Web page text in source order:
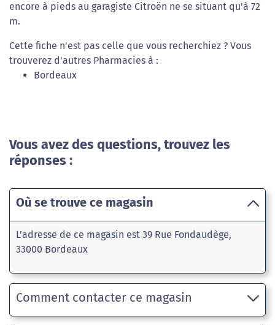
encore à pieds au garagiste Citroën ne se situant qu'à 72
m.
Cette fiche n'est pas celle que vous recherchiez ? Vous
trouverez d'autres Pharmacies à :
Bordeaux
Vous avez des questions, trouvez les
réponses :
Où se trouve ce magasin
L'adresse de ce magasin est 39 Rue Fondaudège,
33000 Bordeaux
Comment contacter ce magasin